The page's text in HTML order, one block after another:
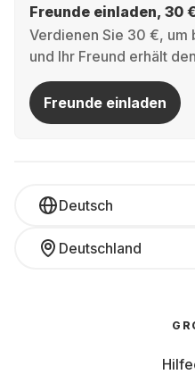
Freunde einladen, 30
Verdienen Sie 30 €, um
und Ihr Freund erhält
Freunde einladen
Deutsch
Deutschland